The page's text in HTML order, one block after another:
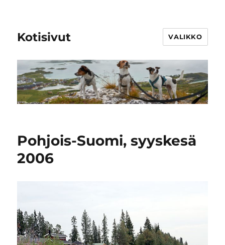
Kotisivut VALIKKO
Pohjois-Suomi, syyskesä
2006